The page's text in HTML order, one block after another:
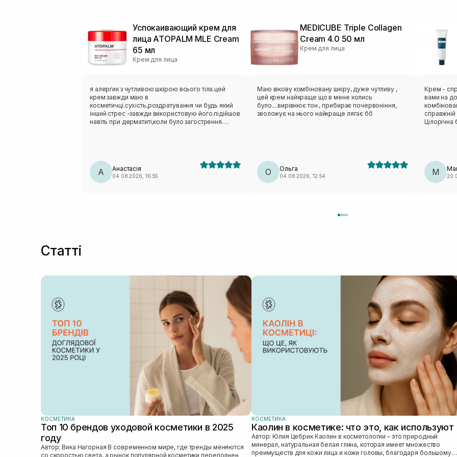
Успокаивающий крем для
лица ATOPALM MLE Cream
65 мл
Крем для лица
я алергик з чутливою шкірою всього тіла.цей
крем завжди маю в
косметичці.сухість,роздратування чи будь який
інший стрес -завжди використовую його.підійшов
навіть при дерматиті,коли було загострення.
А Анастасія
04.08.2026, 16:55
MEDICUBE Triple Collagen
Cream 4.0 50 мл
Крем для лица
Маю вікову комбіновану шкіру, дуже чутливу ,
цей крем найкраще що в мене колись
було....вирівнює тон , прибирає почервоніння,
зволожує на нього найкраще лягає бб
О Ольга
04.08.2026, 12:54
Крем -
вами на
Цілорічна
M
Статті
КОСМЕТИКА
Топ 10 брендов уходовой косметики в 2025
году
Автор: Вика Нагорная В современном мире, где тренды меняются
со скоростью света, а рынок популярной косметики переполнен
КОСМЕТИКА
Каолин в косметике: что это, как используют
Автор: Юлия Цебрик Каолин в косметологии – это природный
минерал, натуральная белая глина, которая имеет множество
преимуществ для кожи лица и кожи головы, благодаря большому